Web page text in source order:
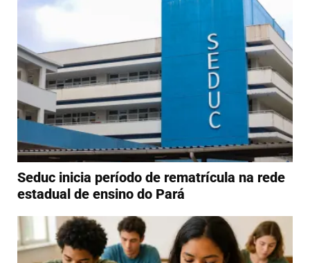
Seduc inicia período de rematrícula na rede
estadual de ensino do Pará